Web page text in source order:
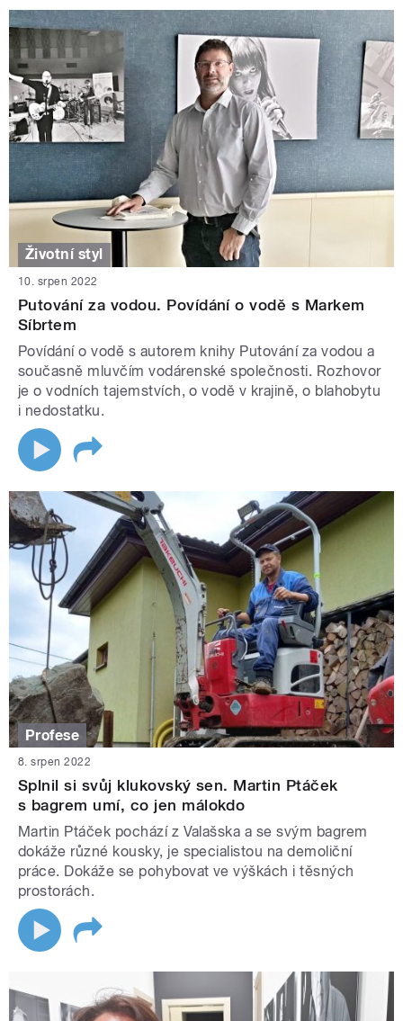
Životní styl
10. srpen 2022
Putování za vodou. Povídání o vodě s Markem
Síbrtem
Povídání o vodě s autorem knihy Putování za vodou a
současně mluvčím vodárenské společnosti. Rozhovor
je o vodních tajemstvích, o vodě v krajině, o blahobytu
i nedostatku.
Profese
8. srpen 2022
Splnil si svůj klukovský sen. Martin Ptáček
s bagrem umí, co jen málokdo
Martin Ptáček pochází z Valašska a se svým bagrem
dokáže různé kousky, je specialistou na demoliční
práce. Dokáže se pohybovat ve výškách i těsných
prostorách.